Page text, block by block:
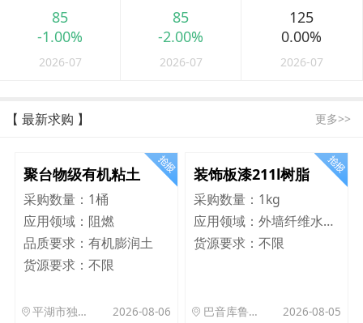
85
-1.00%
2026-07
85
-2.00%
2026-07
125
0.00%
2026-07
【 最新求购 】 更多>>
聚台物级有机粘土
采购数量： 1桶
应用领域： 阻燃
品质要求： 有机膨润土
货源要求： 不限
平湖市独山港镇集港路 589 号 2026-08-06
装饰板漆211l树脂
采购数量： 1kg
应用领域：
外墙纤维水泥板
货源要求：不限
巴音库鲁提镇,托帕口岸六号库房 2026-08-05